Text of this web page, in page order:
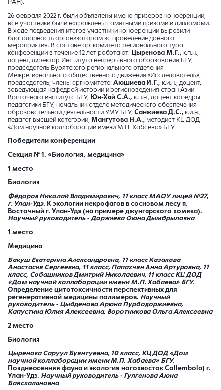
РАН).
26 февраля 2022 г. были объявлены имена призеров конференции,
все участники были награждены памятными призами и дипломами.
В ходе подведения итогов участники конференции выразили
благодарность организаторам за проведение данного
мероприятия. В составе оргкомитета регионального тура
конференции в течение 12 лет работают: Цыренова М.Г., к.п.н.,
доцент, директор Института непрерывного образования БГУ,
председатель Бурятского регионального отделения
Межрегионального общественного движения «Исследователь»,
председатель; члены оргкомитета: Аюшиева И .Г., к.и.н., доцент,
заведующая кафедрой истории и регионоведения стран Азии
Восточного института БГУ, Юн-Хай С.А., к.п.н., доцент кафедры
педагогики БГУ, начальник отдела методического обеспечения
образовательной деятельности УМУ БГУ, Санжиева Д.С., к.и.н.,
педагог высшей категории, Мангутова Н .А., методист КЦ ДОД
«Дом научной коллаборации имени М.П. Хабаева» БГУ.
Победители конференции
Секция № 1. «Биология, медицина»
1 место
Биология
Фёдоров Николай Владимирович, 11 класс МАОУ лицей №27,
г. Улан-Удэ. К экологии некрофагов в сосновом лесу п.
Восточный г. Улан-Удэ (на примере джунгарского хомяка).
Научный руководитель - Доржиева Оюна Дымбрыловна
1 место
Медицина
Бакуш Екатерина Александровна, 11 класс Казакова
Анастасия Сергеевна, 11 класс, Папахчян Анна Артуровна, 11
класс, Собашников Дмитрий Николаевич, 11 класс КЦ ДОД
«Дом научной коллаборации имени М.П. Хабаева» БГУ.
Определение цитотоксичности перспективных для
регенеративной медицины полимеров. Научный
руководитель - Цыбденова Арюна Пурбодоржиевна,
Капустина Юлия Алексеевна, Воротникова Ольга Алексеевна
2 место
Биология
Цыренова Саруул Буянтуевна, 10 класс, КЦ ДОД «Дом
научной коллаборации имени М.П. Хабаева» БГУ.
Позднеосенняя фауна и экология ногохвостокCollembola) г.
Улан-Удэ. Научный руководитель - Гулгенова Аюна
Баясхалановна